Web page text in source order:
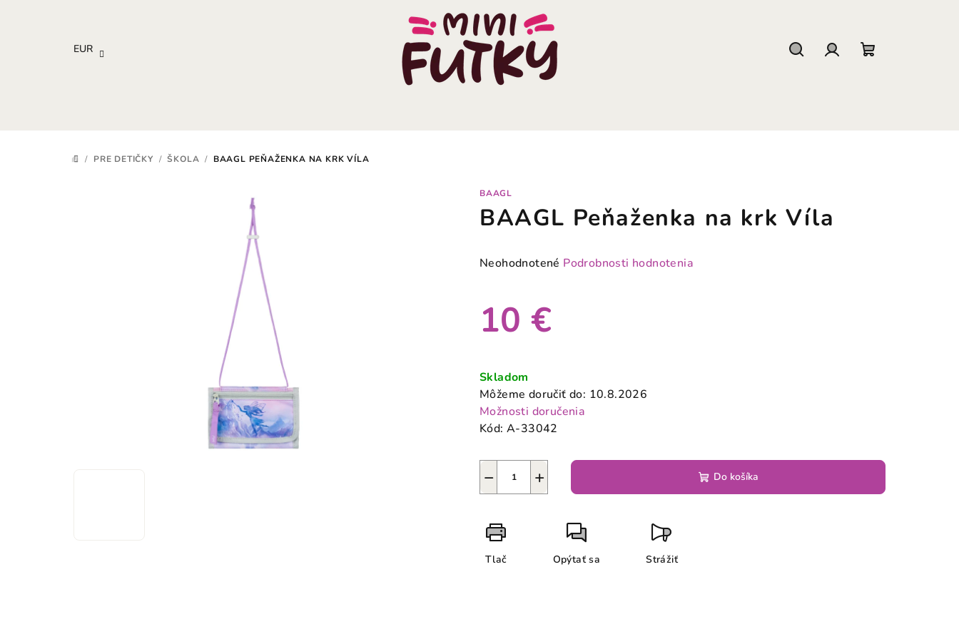
EUR
DOMOV
/ PRE DETIČKY / ŠKOLA / BAAGL PEŇAŽENKA NA KRK VÍLA
BAAGL
BAAGL Peňaženka na krk Víla
Priemerné
je
0,0
hviezdičiek.
Neohodnotené Podrobnosti hodnotenia
10 €
cena:
Skladom
Môžeme doručiť do: 10.8.2026
Možnosti doručenia
Kód: A-33042
+
− Do košíka
Tlač Opýtať sa Strážiť